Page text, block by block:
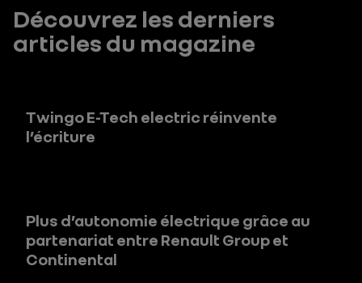
Découvrez les derniers
articles du magazine
Twingo E-Tech electric réinvente
l’écriture
Plus d’autonomie électrique grâce au
partenariat entre Renault Group et
Continental